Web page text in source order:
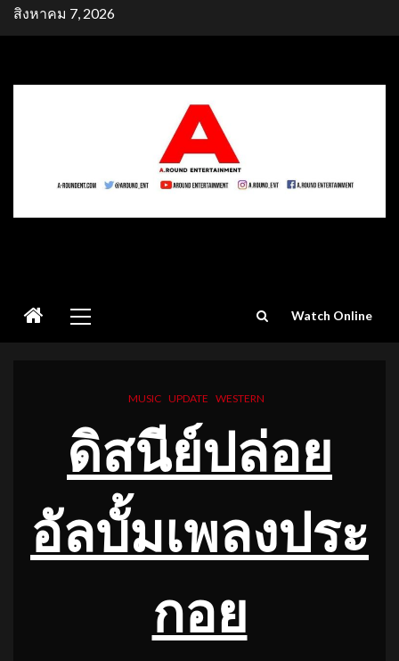
Skipสิงหาคม 7, 2026
Menu
Watch Online
MUSIC UPDATE WESTERN
ดิสนีย์ปล่อย
อัลบั้มเพลงประ
กอย